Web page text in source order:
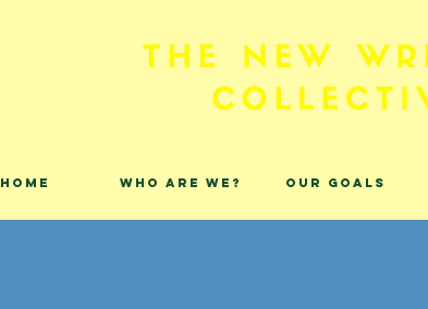
Home Who are we? Our Goals